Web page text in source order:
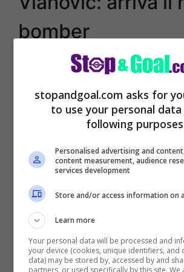
bomber
Arrivano delle novità molto
riguardano ilfuturo di Dusan
stopandgoal.com asks for
to use your personal
following
Personalised advertising and
content measurement, audience
services development
Store and/or access information on
Learn more
Your personal data will be processed and
your device (cookies, unique identifiers, and
data) may be stored by, accessed by and
partners, or used specifically by this site.